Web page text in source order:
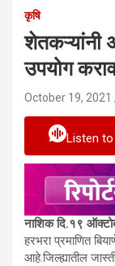
कृषि
शेतकऱ्यांनी
उपयोग
October 19, 2021
Listen
नाशिक दि.१९
हरभरा प्रमाणित
आहे.जिल्ह्यातील